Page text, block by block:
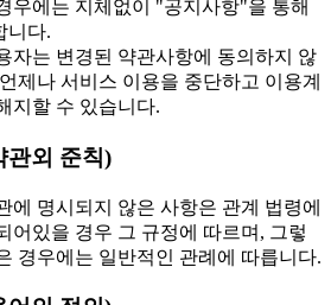
우에는 지체없이 "공지사항"을 통해
니다.
자는 변경된 약관사항에 동의하지 않
제나 서비스 이용을 중단하고 이용계
지할 수 있습니다.
관외 준칙)
에 명시되지 않은 사항은 관계 법령에
어있을 경우 그 규정에 따르며, 그렇
경우에는 일반적인 관례에 따릅니다.